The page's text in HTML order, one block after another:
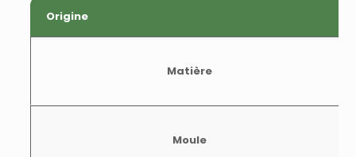
Origine
Matière
Moule